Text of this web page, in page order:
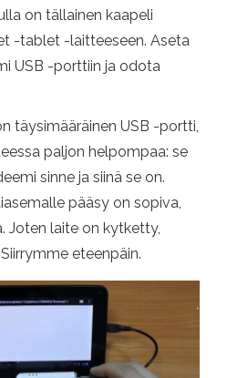
on tällainen kaapeli
-tablet -laitteeseen. Aseta
USB -porttiin ja odota
täysimääräinen USB -portti,
paljon helpompaa: se
sinne ja siinä se on.
pääsy on sopiva,
Joten laite on kytketty,
eteenpäin.